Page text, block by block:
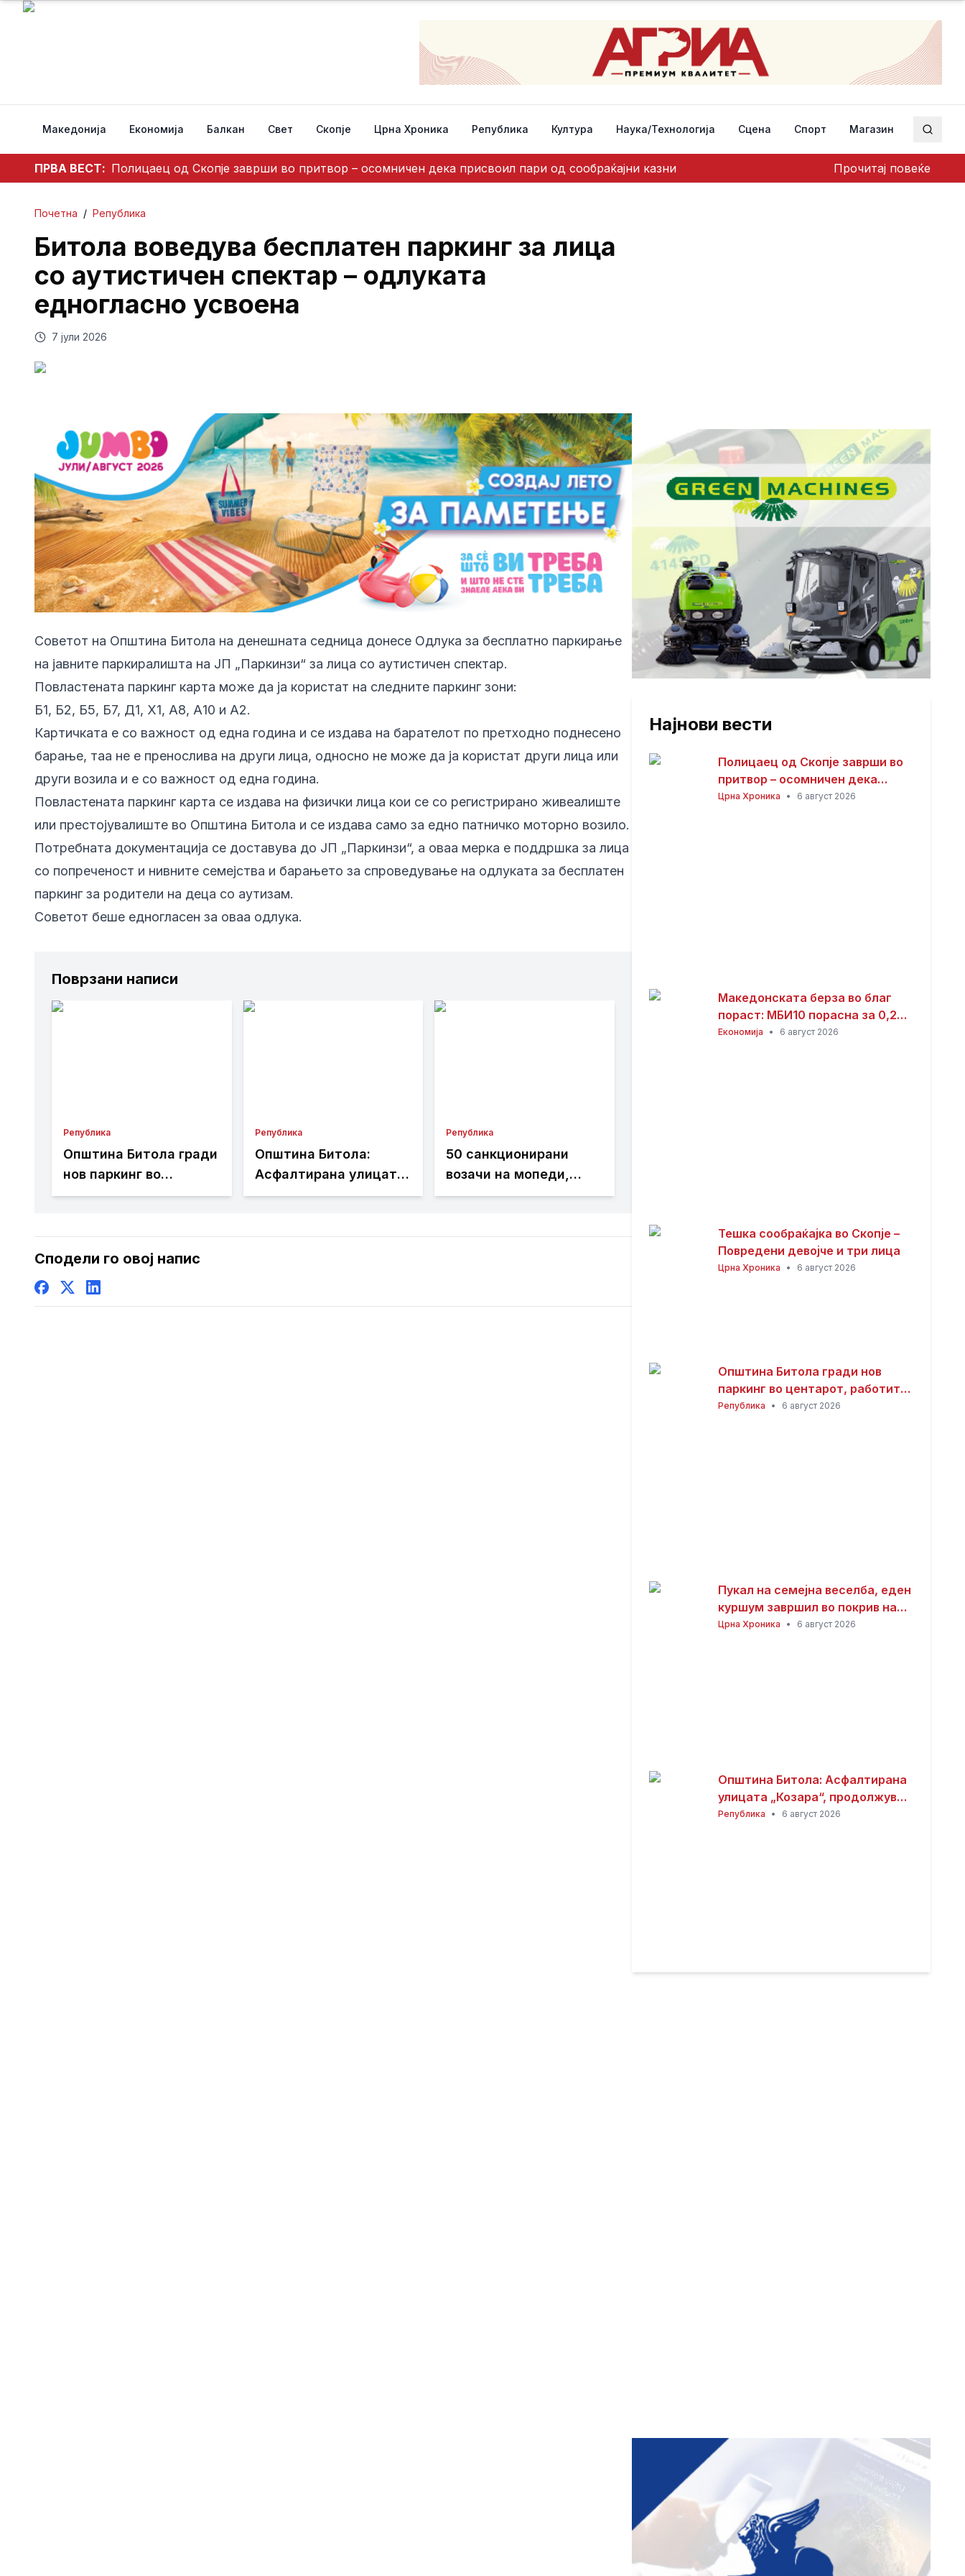
Македонија Економија Балкан Свет Скопје Црна Хроника Република Култура Наука/Технологија Сцена Спорт Магазин
ПРВА ВЕСТ: Полицаец од Скопје заврши во притвор – осомничен дека присвоил пари од сообраќајни казни Прочитај повеќе
Почетна / Република
Битола воведува бесплатен паркинг за лица
со аутистичен спектар – одлуката
едногласно усвоена
7 јули 2026
Советот на Општина Битола на денешната седница донесе Одлука за бесплатно паркирање
на јавните паркиралишта на ЈП „Паркинзи“ за лица со аутистичен спектар.
Повластената паркинг карта може да ја користат на следните паркинг зони:
Б1, Б2, Б5, Б7, Д1, Х1, А8, А10 и А2.
Картичката е со важност од една година и се издава на барателот по претходно поднесено
барање, таа не е пренослива на други лица, односно не може да ја користат други лица или
други возила и е со важност од една година.
Повластената паркинг карта се издава на физички лица кои се со регистрирано живеалиште
или престојувалиште во Општина Битола и се издава само за едно патничко моторно возило.
Потребната документација се доставува до ЈП „Паркинзи“, а оваа мерка е поддршка за лица
со попреченост и нивните семејства и барањето за спроведување на одлуката за бесплатен
паркинг за родители на деца со аутизам.
Советот беше едногласен за оваа одлука.
Поврзани написи
Република
Општина Битола гради
нов паркинг во
центарот, работите се
Република
Општина Битола:
Асфалтирана улицата
„Козара“, продолжува
Здравствениот дом
Република
50 санкционирани
возачи на мопеди,
мотоцикли и
едно лице уапсено
Сподели го овој напис
Најнови вести
Полицаец од Скопје заврши во
притвор – осомничен дека
присвоил пари од сообраќајни
Црна Хроника • 6 август 2026
Македонската берза во благ
пораст: МБИ10 порасна за 0,26
отсто, најтргувани акциите на
Економија • 6 август 2026
Тешка сообраќајка во Скопје –
Повредени девојче и три лица
Црна Хроника • 6 август 2026
Општина Битола гради нов
паркинг во центарот, работите
се во завршна фаза
Република • 6 август 2026
Пукал на семејна веселба, еден
куршум завршил во покрив на
куќа
Црна Хроника • 6 август 2026
Општина Битола: Асфалтирана
улицата „Козара“, продолжува
реконструкцијата кај
Република • 6 август 2026